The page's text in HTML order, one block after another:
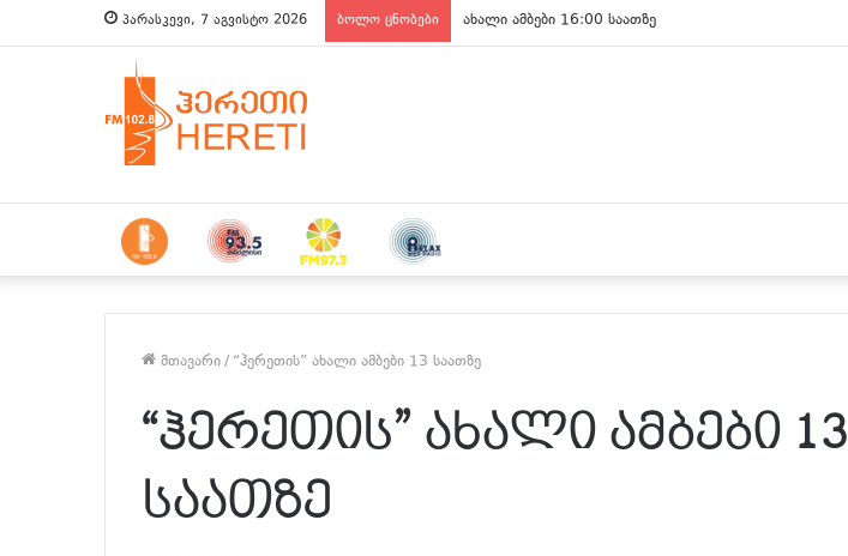
პარასკევი, 7 აგვისტო 2026 ბოლო ცნობები ახალი ამბები 15:00 საათზე
მთავარი/ “ჰერეთის” ახალი ამბები 13 საათზე
“ჰერეთის” ახალი ამბები 13
საათზე